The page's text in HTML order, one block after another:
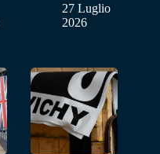
27 Luglio
2026